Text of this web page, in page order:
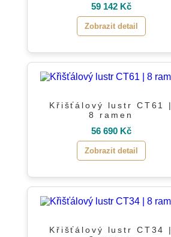
59 142 Kč
Zobrazit detail
Křišťálový lustr CT61 |
8 ramen
56 690 Kč
Zobrazit detail
Křišťálový lustr CT34 |